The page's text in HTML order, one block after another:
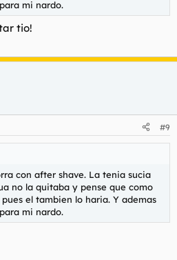
mi nardo.
tio!
#9
con after shave. La tenia sucia
no la quitaba y pense que como
el tambien lo haria. Y ademas
mi nardo.